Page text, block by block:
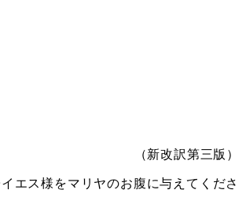
（新改訳第三版）
エス様をマリヤのお腹に与えてくださ